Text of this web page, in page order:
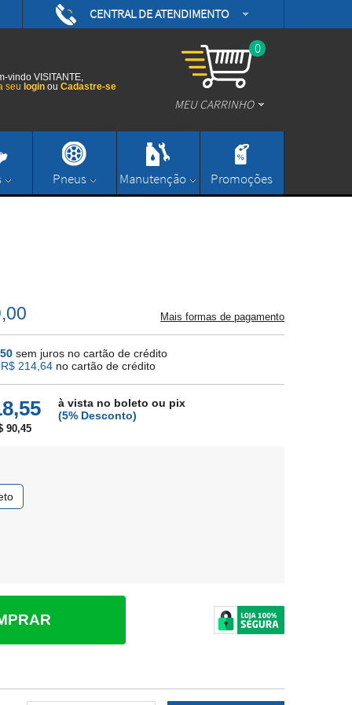
CENTRAL DE ATENDIMENTO
/daytonamotos
/daytonamotos
contato@daytonamotoshop.com.br
0
MEU CARRINHO
vindo VISITANTE,
seu login ou Cadastre-se
Pneus Manutenção Promoções
Mais formas de pagamento
sem juros no cartão de crédito
R$ 214,64no cartão de crédito
à vista no boleto ou pix
(5% Desconto)
90,45